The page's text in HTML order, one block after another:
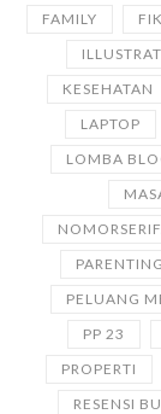
FAMILY
KESEHATAN
LAPTOP
LOMBA
PARENTING
PELUANG
PP 23
PROPERTI
RESENSI